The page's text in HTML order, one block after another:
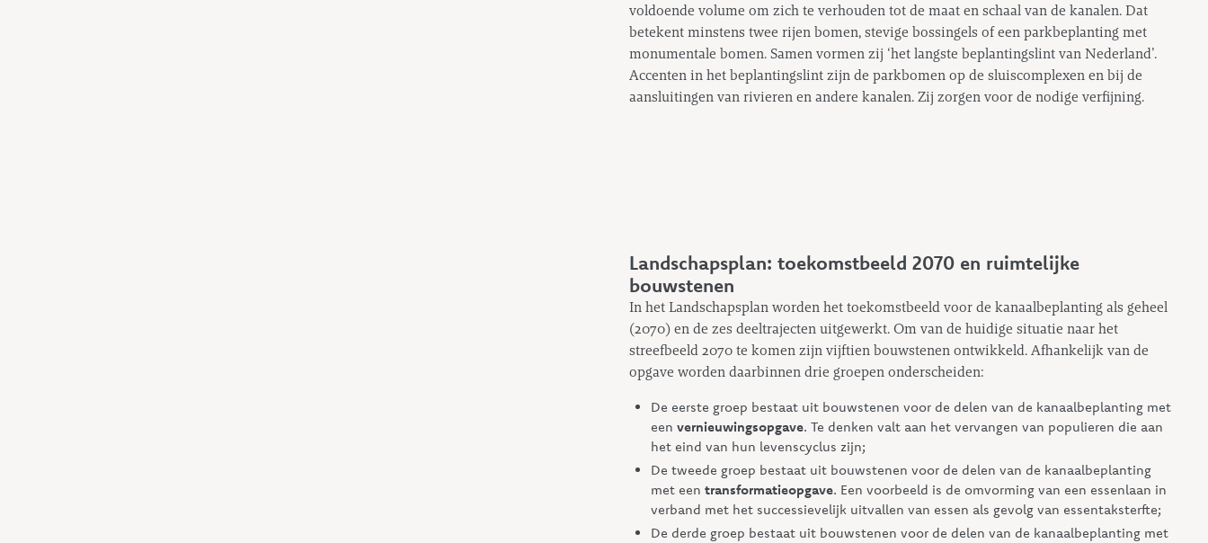
voldoende volume om zich te verhouden tot de maat en schaal van de kanalen. Dat
betekent minstens twee rijen bomen, stevige bossingels of een parkbeplanting met
monumentale bomen. Samen vormen zij ‘het langste beplantingslint van Nederland’.
Accenten in het beplantingslint zijn de parkbomen op de sluiscomplexen en bij de
aansluitingen van rivieren en andere kanalen. Zij zorgen voor de nodige verfijning.
Landschapsplan: toekomstbeeld 2070 en ruimtelijke
bouwstenen
In het Landschapsplan worden het toekomstbeeld voor de kanaalbeplanting als geheel
(2070) en de zes deeltrajecten uitgewerkt. Om van de huidige situatie naar het
streefbeeld 2070 te komen zijn vijftien bouwstenen ontwikkeld. Afhankelijk van de
opgave worden daarbinnen drie groepen onderscheiden:
De eerste groep bestaat uit bouwstenen voor de delen van de kanaalbeplanting met
een vernieuwingsopgave. Te denken valt aan het vervangen van populieren die aan
het eind van hun levenscyclus zijn;
De tweede groep bestaat uit bouwstenen voor de delen van de kanaalbeplanting
met een transformatieopgave. Een voorbeeld is de omvorming van een essenlaan in
verband met het successievelijk uitvallen van essen als gevolg van essentaksterfte;
De derde groep bestaat uit bouwstenen voor de delen van de kanaalbeplanting met